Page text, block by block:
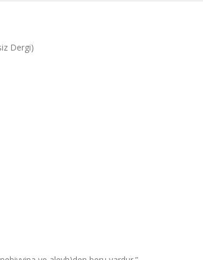
Dergi)